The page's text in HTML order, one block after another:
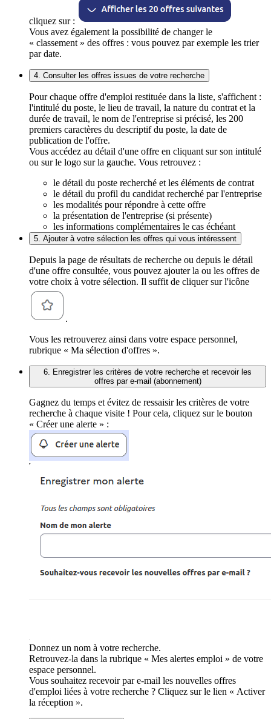
cliquez sur :
Vous avez également la possibilité de changer le
« classement » des offres : vous pouvez par exemple les trier
par date.
4. Consulter les offres issues de votre recherche
Pour chaque offre d'emploi restituée dans la liste, s'affichent :
l'intitulé du poste, le lieu de travail, la nature du contrat et la
durée de travail, le nom de l'entreprise si précisé, les 200
premiers caractères du descriptif du poste, la date de
publication de l'offre.
Vous accédez au détail d'une offre en cliquant sur son intitulé
ou sur le logo sur la gauche. Vous retrouvez :
le détail du poste recherché et les éléments de contrat
le détail du profil du candidat recherché par l'entreprise
les modalités pour répondre à cette offre
la présentation de l'entreprise (si présente)
les informations complémentaires le cas échéant
5. Ajouter à votre sélection les offres qui vous intéressent
Depuis la page de résultats de recherche ou depuis le détail
d'une offre consultée, vous pouvez ajouter la ou les offres de
votre choix à votre sélection. Il suffit de cliquer sur l'icône
.
Vous les retrouverez ainsi dans votre espace personnel,
rubrique « Ma sélection d'offres ».
6. Enregistrer les critères de votre recherche et recevoir les
offres par e-mail (abonnement)
Gagnez du temps et évitez de ressaisir les critères de votre
recherche à chaque visite ! Pour cela, cliquez sur le bouton
« Créer une alerte » :
Donnez un nom à votre recherche.
Retrouvez-la dans la rubrique « Mes alertes emploi » de votre
espace personnel.
Vous souhaitez recevoir par e-mail les nouvelles offres
d'emploi liées à votre recherche ? Cliquez sur le lien « Activer
la réception ».